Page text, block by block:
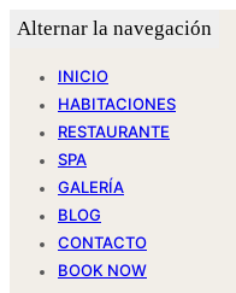
Alternar la navegación
INICIO
HABITACIONES
RESTAURANTE
SPA
GALERÍA
BLOG
CONTACTO
BOOK NOW